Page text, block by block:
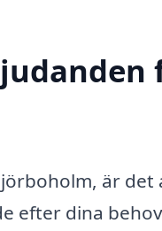
är
efter dina